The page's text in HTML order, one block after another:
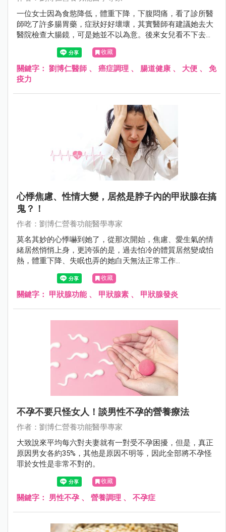
一位女士因為食慾降低，體重下降，下腹悶痛，看了診所醫
師吃了許多腸胃藥，症狀好好壞壞，其實醫師有建議她去大
醫院檢查大腸鏡，可是她並不以為意。後來女兒看不下去，
督促她去醫院照大腸鏡，赫然發現已經是大腸癌第四期，其
實她在一個月前曾看過大便顏色有些暗紅，但不以為意，如
果她一發現便便顏色異樣，立即就醫，結果絕對不會這麼嚴
重的。
收藏
關鍵字： 劉博仁醫師 、 癌症調理 、 腸道健康 、 大便 、 免
疫力
心悸焦慮、性情大變，居然是脖子內的甲狀腺在搞
鬼？！
作者：劉博仁營養功能醫學專家
莫名其妙的心悸嚇到她了，從那次開始，焦慮、愛生氣的情
緒居然悄悄上身，更誇張的是，過去怕冷的體質居然變成怕
熱，體重下降、失眠也弄的她白天無法正常工作...
收藏
關鍵字： 甲狀腺功能、 甲狀腺素 、 甲狀腺發炎
不孕不要只怪女人！談男性不孕的營養療法
作者：劉博仁營養功能醫學專家
大致說來平均每六對夫妻就有一對受不孕困擾，但是，真正
原因男女各約35%，其他是原因不明等，因此全部將不孕怪
罪於女性是非常不對的。
收藏
關鍵字： 男性不孕 、 營養調理 、 不孕症